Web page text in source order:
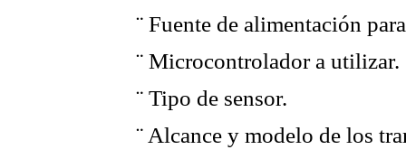
¨ Fuente de alimentación
¨ Microcontrolador a utilizar.
¨ Tipo de sensor.
¨Alcance y modelo de los